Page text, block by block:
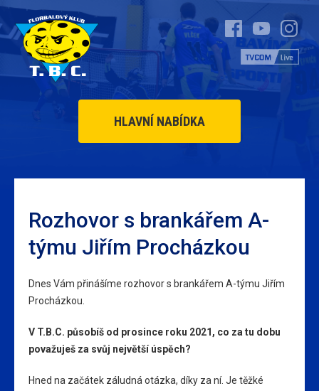
HLAVNÍ NABÍDKA
Rozhovor s brankářem A-
týmu Jiřím Procházkou
Dnes Vám přinášíme rozhovor s brankářem A-týmu Jiřím
Procházkou.
V T.B.C. působíš od prosince roku 2021, co za tu dobu
považuješ za svůj největší úspěch?
Hned na začátek záludná otázka, díky za ní. Je těžké